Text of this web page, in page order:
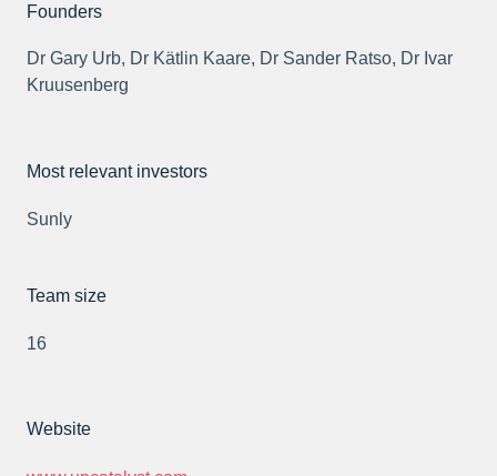
Founders
Dr Gary Urb, Dr Kätlin Kaare, Dr Sander Ratso, Dr Ivar
Kruusenberg
Most relevant investors
Sunly
Team size
16
Website